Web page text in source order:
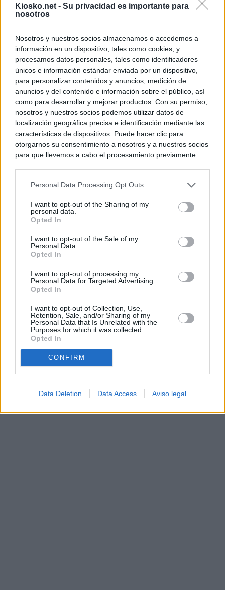
Kiosko.net - Su privacidad es importante para
nosotros
Nosotros y nuestros socios almacenamos o accedemos a
información en un dispositivo, tales como cookies, y
procesamos datos personales, tales como identificadores
únicos e información estándar enviada por un dispositivo,
para personalizar contenidos y anuncios, medición de
anuncios y del contenido e información sobre el público, así
como para desarrollar y mejorar productos. Con su permiso,
nosotros y nuestros socios podemos utilizar datos de
localización geográfica precisa e identificación mediante las
características de dispositivos. Puede hacer clic para
otorgarnos su consentimiento a nosotros y a nuestros socios
para que llevemos a cabo el procesamiento previamente
negar su consentimiento. Tenga en cuenta que algún
de su consentimiento, pero usted tiene el derecho de
rechazar tal procesamiento. Sus preferencias se aplicarán
cualquier momento entrando de nuevo en este sitio web o
visitando nuestra política de privacidad.
Personal Data Processing Opt Outs
I want to opt-out of the Sharing of my
personal data.
Opted In
I want to opt-out of the Sale of my
Personal Data.
Opted In
I want to opt-out of processing my
Personal Data for Targeted Advertising.
Opted In
I want to opt-out of Collection, Use,
Retention, Sale, and/or Sharing of my
Personal Data that Is Unrelated with the
Purposes for which it was collected.
Opted In
CONFIRM
Data Deletion Data Access Aviso legal